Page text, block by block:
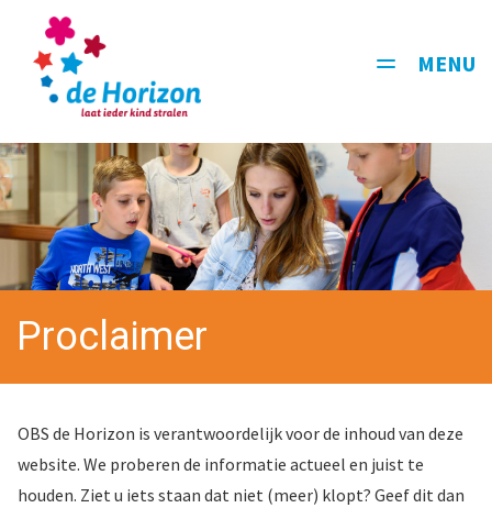
Toggle
MENU
Proclaimer
OBS de Horizon is verantwoordelijk voor de inhoud van deze
website. We proberen de informatie actueel en juist te
houden. Ziet u iets staan dat niet (meer) klopt? Geef dit dan